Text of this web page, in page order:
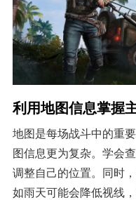
利用地图信息掌握
地图是每场战斗中的重
图信息更为复杂。学会
调整自己的位置。同时
如雨天可能会降低视线